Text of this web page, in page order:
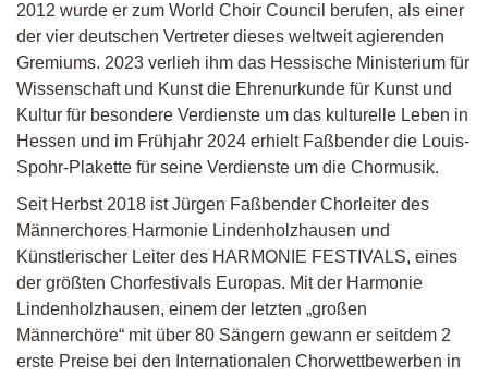
2012 wurde er zum World Choir Council berufen, als einer
der vier deutschen Vertreter dieses weltweit agierenden
Gremiums. 2023 verlieh ihm das Hessische Ministerium für
Wissenschaft und Kunst die Ehrenurkunde für Kunst und
Kultur für besondere Verdienste um das kulturelle Leben in
Hessen und im Frühjahr 2024 erhielt Faßbender die Louis-
Spohr-Plakette für seine Verdienste um die Chormusik.
Seit Herbst 2018 ist Jürgen Faßbender Chorleiter des
Männerchores Harmonie Lindenholzhausen und
Künstlerischer Leiter des HARMONIE FESTIVALS, eines
der größten Chorfestivals Europas. Mit der Harmonie
Lindenholzhausen, einem der letzten „großen
Männerchöre“ mit über 80 Sängern gewann er seitdem 2
erste Preise bei den Internationalen Chorwettbewerben in